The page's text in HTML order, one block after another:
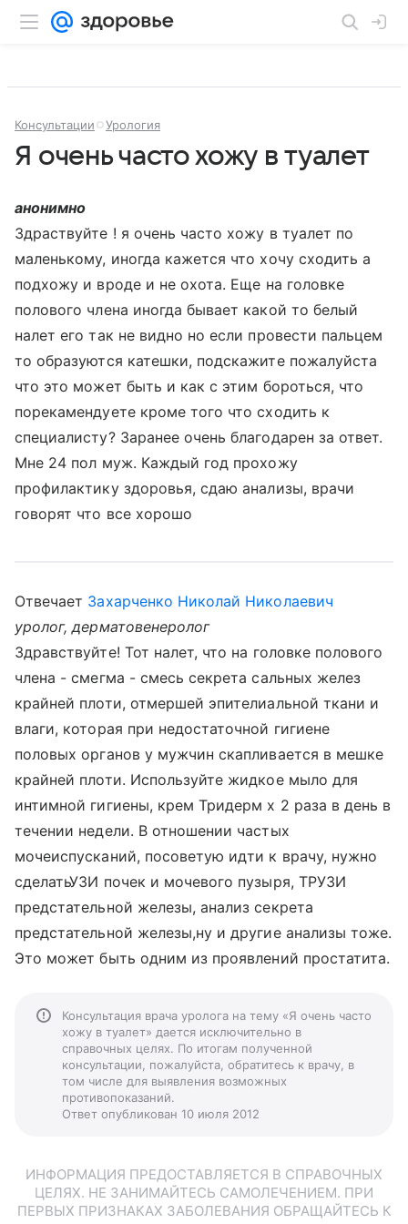
Консультации Урология
Я очень часто хожу в туалет
анонимно
Здраствуйте ! я очень часто хожу в туалет по
маленькому, иногда кажется что хочу сходить а
подхожу и вроде и не охота. Еще на головке
полового члена иногда бывает какой то белый
налет его так не видно но если провести пальцем
то образуются катешки, подскажите пожалуйста
что это может быть и как с этим бороться, что
порекамендуете кроме того что сходить к
специалисту? Заранее очень благодарен за ответ.
Мне 24 пол муж. Каждый год прохожу
профилактику здоровья, сдаю анализы, врачи
говорят что все хорошо
Отвечает Захарченко Николай Николаевич
уролог, дерматовенеролог
Здравствуйте! Тот налет, что на головке полового
члена - смегма - смесь секрета сальных желез
крайней плоти, отмершей эпителиальной ткани и
влаги, которая при недостаточной гигиене
половых органов у мужчин скапливается в мешке
крайней плоти. Используйте жидкое мыло для
интимной гигиены, крем Тридерм х 2 раза в день в
течении недели. В отношении частых
мочеиспусканий, посоветую идти к врачу, нужно
сделатьУЗИ почек и мочевого пузыря, ТРУЗИ
предстательной железы, анализ секрета
предстательной железы,ну и другие анализы тоже.
Это может быть одним из проявлений простатита.
Консультация врача уролога на тему «Я очень часто
хожу в туалет» дается исключительно в
справочных целях. По итогам полученной
консультации, пожалуйста, обратитесь к врачу, в
том числе для выявления возможных
противопоказаний.
Ответ опубликован 10 июля 2012
ИНФОРМАЦИЯ ПРЕДОСТАВЛЯЕТСЯ В СПРАВОЧНЫХ
ЦЕЛЯХ. НЕ ЗАНИМАЙТЕСЬ САМОЛЕЧЕНИЕМ. ПРИ
ПЕРВЫХ ПРИЗНАКАХ ЗАБОЛЕВАНИЯ ОБРАЩАЙТЕСЬ К